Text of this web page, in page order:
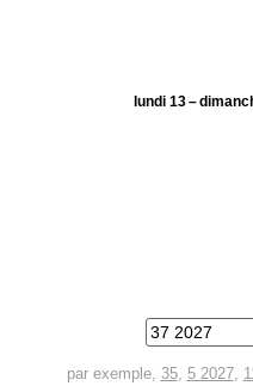
lundi 13 –
par exemple, 35, 5 2027,